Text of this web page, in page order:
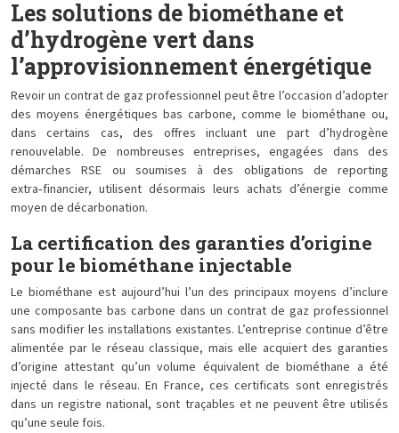
Les solutions de biométhane et
d’hydrogène vert dans
l’approvisionnement énergétique
Revoir un contrat de gaz professionnel peut être l’occasion d’adopter
des moyens énergétiques bas carbone, comme le biométhane ou,
dans certains cas, des offres incluant une part d’hydrogène
renouvelable. De nombreuses entreprises, engagées dans des
démarches RSE ou soumises à des obligations de reporting
extra‑financier, utilisent désormais leurs achats d’énergie comme
moyen de décarbonation.
La certification des garanties d’origine
pour le biométhane injectable
Le biométhane est aujourd’hui l’un des principaux moyens d’inclure
une composante bas carbone dans un contrat de gaz professionnel
sans modifier les installations existantes. L’entreprise continue d’être
alimentée par le réseau classique, mais elle acquiert des garanties
d’origine attestant qu’un volume équivalent de biométhane a été
injecté dans le réseau. En France, ces certificats sont enregistrés
dans un registre national, sont traçables et ne peuvent être utilisés
qu’une seule fois.